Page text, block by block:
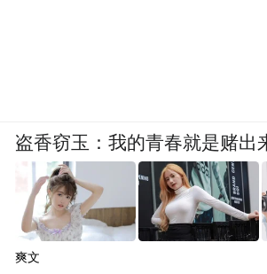
盗香窃玉：我的青春就是赌出
爽文